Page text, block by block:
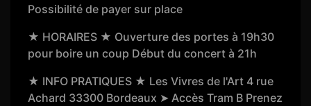
Possibilité de payer sur place
★ HORAIRES ★ Ouverture des portes à 19h30
pour boire un coup Début du concert à 21h
★ INFO PRATIQUES ★ Les Vivres de l'Art 4 rue
Achard 33300 Bordeaux ➤ Accès Tram B Prenez